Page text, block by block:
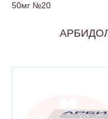
50мг №20